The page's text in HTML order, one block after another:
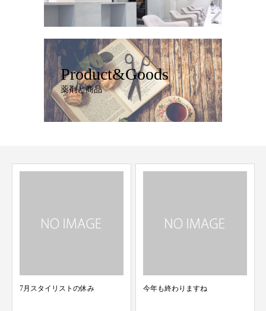
Product&Goods
薬剤と商品
今年も終わりますね
丸み⭐︎おしゃれウルフ 青葉